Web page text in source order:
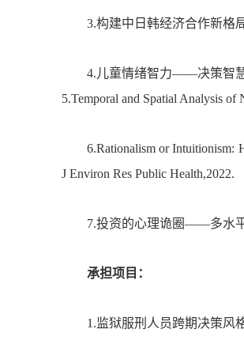
3.构建中日韩经济合作新格
4.儿童情绪智力——决策智慧
5.Temporal and Spatial Analysis of
6.Rationalism or Intuitionism:
J Environ Res Public Health,2022.
7.投资的心理诡圈——多水平
承担项目：
1.监狱服刑人员跨期决策风